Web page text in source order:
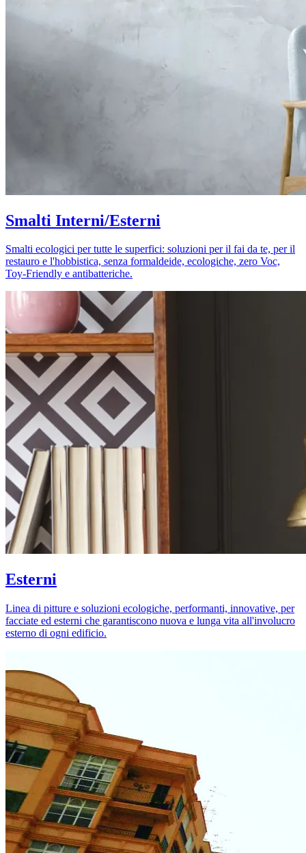
Smalti Interni/Esterni
Smalti ecologici per tutte le superfici: soluzioni per il fai da te, per il
restauro e l'hobbistica, senza formaldeide, ecologiche, zero Voc,
Toy-Friendly e antibatteriche.
Esterni
Linea di pitture e soluzioni ecologiche, performanti, innovative, per
facciate ed esterni che garantiscono nuova e lunga vita all'involucro
esterno di ogni edificio.